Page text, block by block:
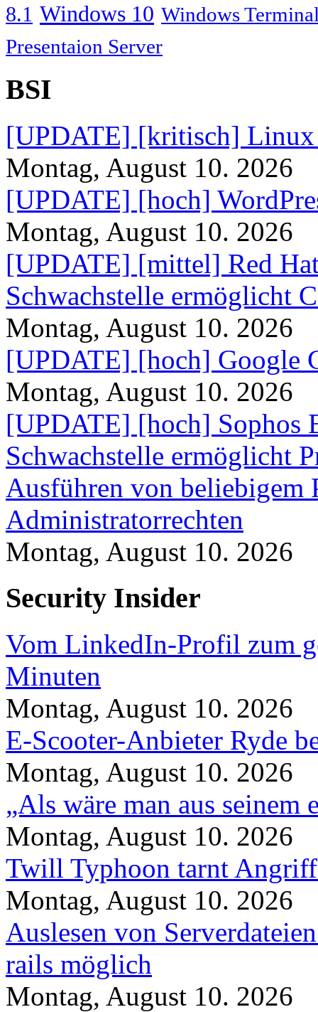
8.1 Windows 10 Windows
Presentaion Server
BSI
[UPDATE] [kritisch] Linux
Montag, August 10. 2026
[UPDATE] [hoch]
Montag, August 10. 2026
[UPDATE] [mittel] Red
Schwachstelle ermöglicht
Montag, August 10. 2026
[UPDATE] [hoch] Google
Montag, August 10. 2026
[UPDATE] [hoch] Sophos
Schwachstelle ermöglicht
Ausführen von beliebigem
Administratorrechten
Montag, August 10. 2026
Security Insider
Vom LinkedIn-Profil zum
Minuten
Montag, August 10. 2026
E-Scooter-Anbieter Ryde
Montag, August 10. 2026
„Als wäre man aus seinem
Montag, August 10. 2026
Twill Typhoon tarnt
Montag, August 10. 2026
Auslesen von
rails möglich
Montag, August 10. 2026